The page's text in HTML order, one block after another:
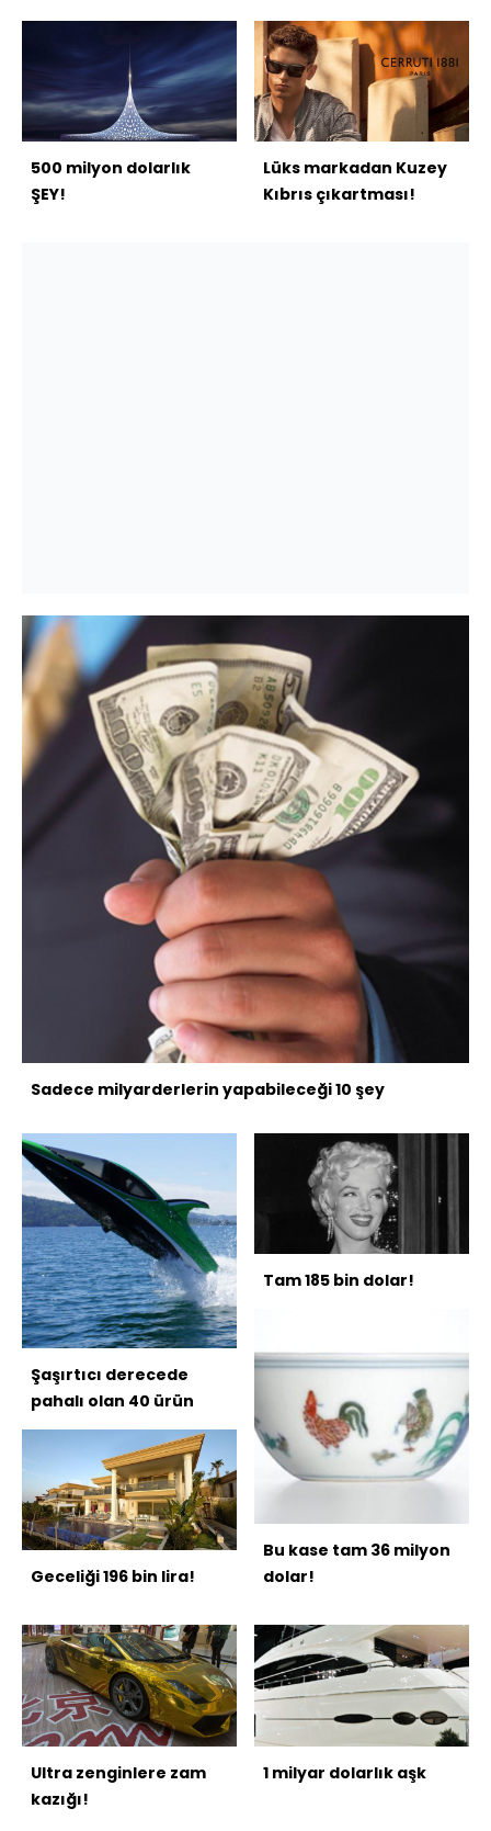
500 milyon dolarlık
ŞEY!
Lüks markadan Kuzey
Kıbrıs çıkartması!
Sadece milyarderlerin yapabileceği 10 şey
Şaşırtıcı derecede
pahalı olan 40 ürün
Geceliği 196 bin lira!
Tam 185 bin dolar!
Bu kase tam 36 milyon
dolar!
Ultra zenginlere zam
kazığı!
1 milyar dolarlık aşk